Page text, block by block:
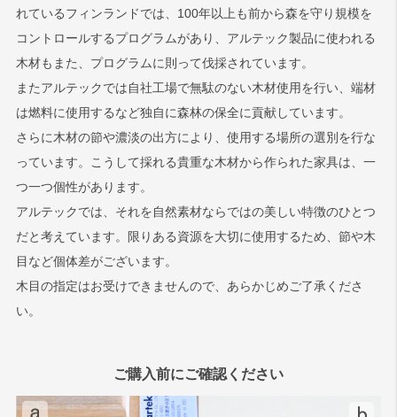
れているフィンランドでは、100年以上も前から森を守り規模を
コントロールするプログラムがあり、アルテック製品に使われる
木材もまた、プログラムに則って伐採されています。
またアルテックでは自社工場で無駄のない木材使用を行い、端材
は燃料に使用するなど独自に森林の保全に貢献しています。
さらに木材の節や濃淡の出方により、使用する場所の選別を行な
っています。こうして採れる貴重な木材から作られた家具は、一
つ一つ個性があります。
アルテックでは、それを自然素材ならではの美しい特徴のひとつ
だと考えています。限りある資源を大切に使用するため、節や木
目など個体差がございます。
木目の指定はお受けできませんので、あらかじめご了承くださ
い。
ご購入前にご確認ください